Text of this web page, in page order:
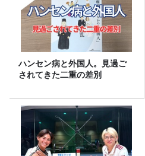
ハンセン病と外国人。見過ご
されてきた二重の差別